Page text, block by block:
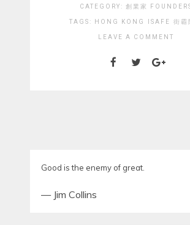
CATEGORY: 創業家
TAGS: HONG KONG ISAFE 街霸
LEAVE A COMMENT
Good is the enemy of great.
— Jim Collins